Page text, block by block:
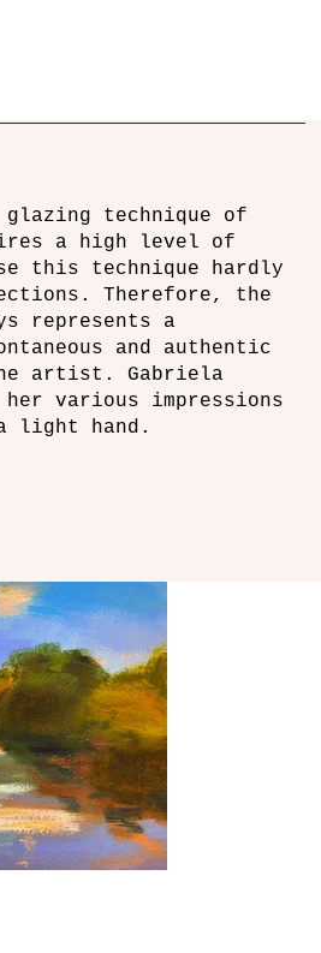
glazing technique of
a high level of
this technique hardly
Therefore, the
represents a
and authentic
artist. Gabriela
various impressions
light hand.